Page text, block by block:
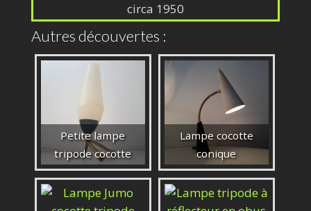
circa 1950
Autres découvertes :
Petite lampe
tripode cocotte
Lampe cocotte
conique